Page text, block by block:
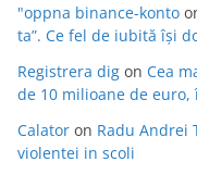
"oppna binance-konto
ta”. Ce fel de iubită își
Registrera dig on Cea
de 10 milioane de euro,
Calator on Radu Andrei
violentei in scoli